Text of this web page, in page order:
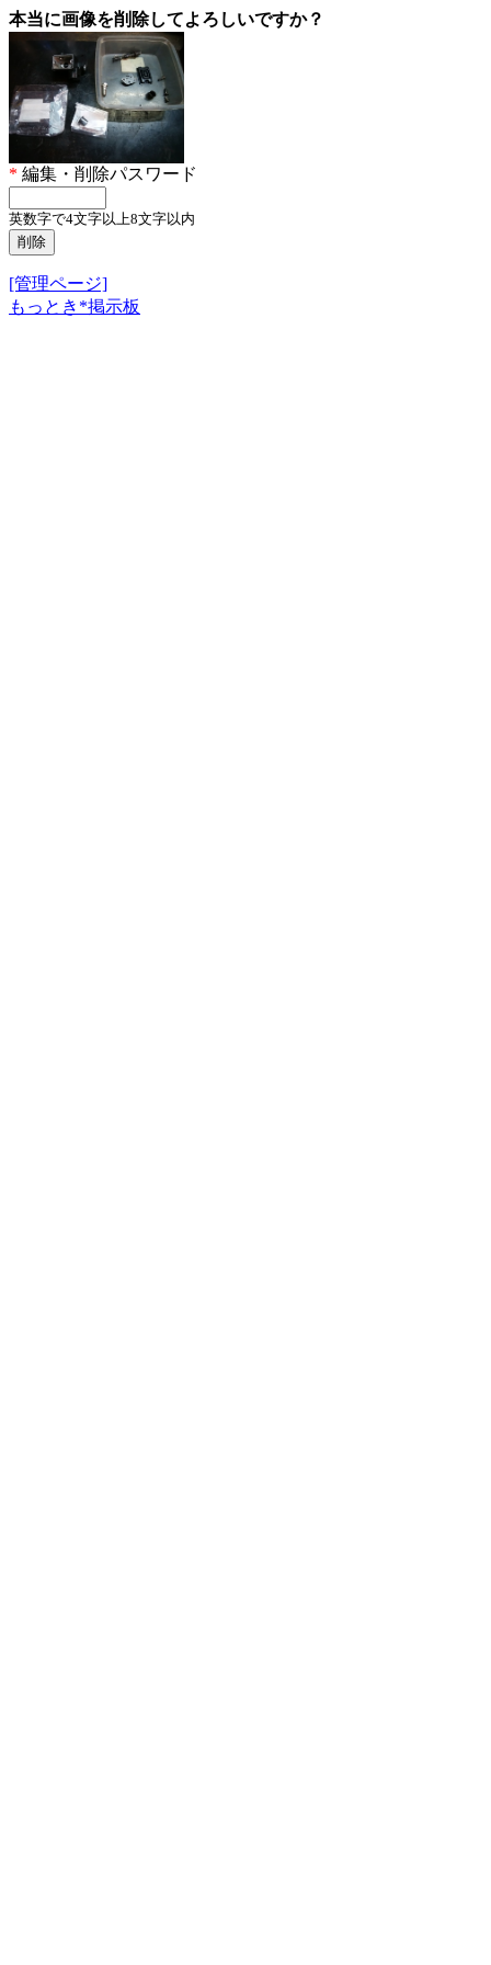
本当に画像を削除してよろしいですか？
* 編集・削除パスワード
英数字で4文字以上8文字以内
[管理ページ]
もっとき*掲示板